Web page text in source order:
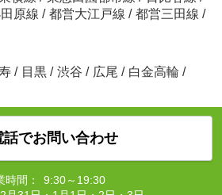
原線 / 都営大江戸線 / 都営三田線 /
/ 目黒 / 渋谷 / 広尾 / 白金高輪 /
話でお問い合わせ
時間：
9:30～19:30